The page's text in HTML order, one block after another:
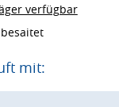
verfügbar
mit: